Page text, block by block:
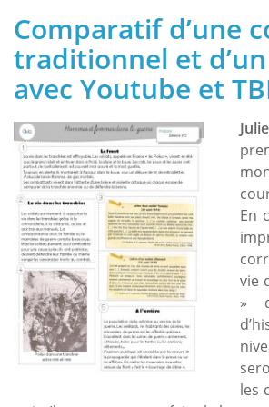
Comparatif d’une
traditionnel et
avec Youtube et
En
vie
»
les